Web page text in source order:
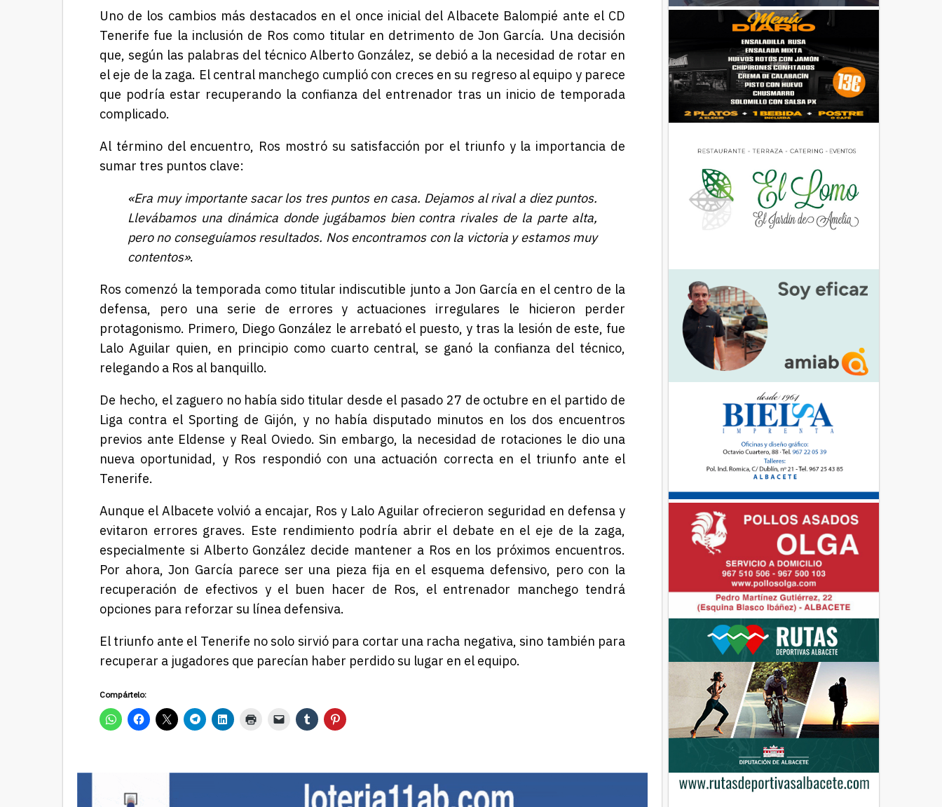
Uno de los cambios más destacados en el once inicial del Albacete Balompié ante el CD
Tenerife fue la inclusión de Ros como titular en detrimento de Jon García. Una decisión
que, según las palabras del técnico Alberto González, se debió a la necesidad de rotar en
el eje de la zaga. El central manchego cumplió con creces en su regreso al equipo y parece
que podría estar recuperando la confianza del entrenador tras un inicio de temporada
complicado.
Al término del encuentro, Ros mostró su satisfacción por el triunfo y la importancia de
sumar tres puntos clave:
«Era muy importante sacar los tres puntos en casa. Dejamos al rival a diez puntos.
Llevábamos una dinámica donde jugábamos bien contra rivales de la parte alta,
pero no conseguíamos resultados. Nos encontramos con la victoria y estamos muy
contentos».
Ros comenzó la temporada como titular indiscutible junto a Jon García en el centro de la
defensa, pero una serie de errores y actuaciones irregulares le hicieron perder
protagonismo. Primero, Diego González le arrebató el puesto, y tras la lesión de este, fue
Lalo Aguilar quien, en principio como cuarto central, se ganó la confianza del técnico,
relegando a Ros al banquillo.
De hecho, el zaguero no había sido titular desde el pasado 27 de octubre en el partido de
Liga contra el Sporting de Gijón, y no había disputado minutos en los dos encuentros
previos ante Eldense y Real Oviedo. Sin embargo, la necesidad de rotaciones le dio una
nueva oportunidad, y Ros respondió con una actuación correcta en el triunfo ante el
Tenerife.
Aunque el Albacete volvió a encajar, Ros y Lalo Aguilar ofrecieron seguridad en defensa y
evitaron errores graves. Este rendimiento podría abrir el debate en el eje de la zaga,
especialmente si Alberto González decide mantener a Ros en los próximos encuentros.
Por ahora, Jon García parece ser una pieza fija en el esquema defensivo, pero con la
recuperación de efectivos y el buen hacer de Ros, el entrenador manchego tendrá
opciones para reforzar su línea defensiva.
El triunfo ante el Tenerife no solo sirvió para cortar una racha negativa, sino también para
recuperar a jugadores que parecían haber perdido su lugar en el equipo.
Compártelo: